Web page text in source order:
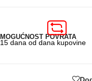
MOGUĆNOST POVRATA
15 dana od dana kupovine